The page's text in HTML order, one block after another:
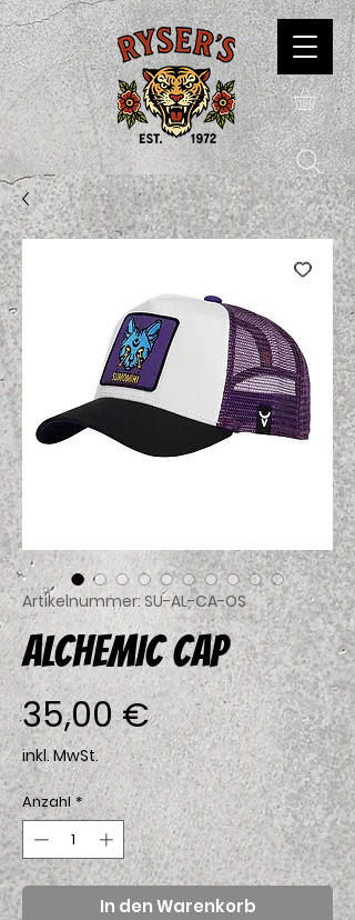
Artikelnummer: SU-AL-CA-OS
ALCHEMIC CAP
35,00 €Preis
inkl. MwSt.
Anzahl *
In den Warenkorb